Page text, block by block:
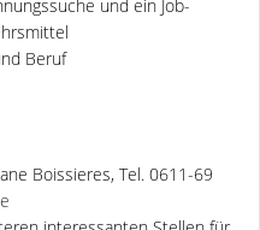
und ein Job-
Beruf
Boissieres, Tel. 0611-69